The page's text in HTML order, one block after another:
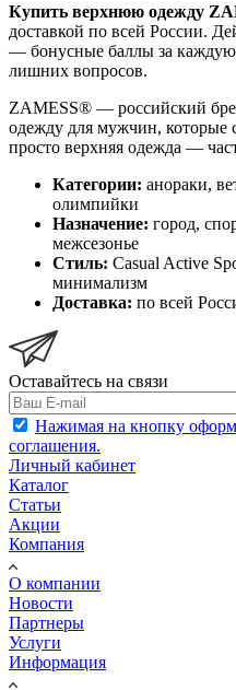
Купить верхнюю одежду
доставкой по всей России.
— бонусные баллы за каждую
лишних вопросов.
ZAMESS® — российский
одежду для мужчин, которые
просто верхняя одежда —
Категории: анораки,
олимпийки
Назначение: город,
межсезонье
Стиль: Casual Active
минимализм
Доставка: по всей
Оставайтесь на связи
Нажимая на кнопку
соглашения.
Личный кабинет
Каталог
Статьи
Акции
Компания
О компании
Новости
Партнеры
Услуги
Информация